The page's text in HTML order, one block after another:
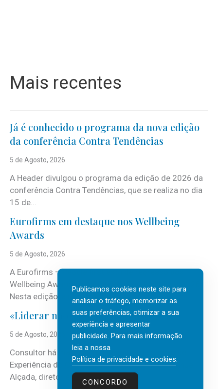
Mais recentes
Já é conhecido o programa da nova edição
da conferência Contra Tendências
5 de Agosto, 2026
A Header divulgou o programa da edição de 2026 da
conferência Contra Tendências, que se realiza no dia
15 de...
Eurofirms em destaque nos Wellbeing
Awards
5 de Agosto, 2026
A Eurofirms – People first está de regresso aos
Wellbeing Awards, integrando o Top Wellbeing 2026.
Nesta edição, a multinacional...
«Liderar não é um talento místico.»
5 de Agosto, 2026
Consultor há mais de três décadas nas áreas de
Experiência do Cliente, Vendas e Liderança, Manuel
Alçada, diretor executivo da...
Publicamos cookies neste site para
analisar o tráfego, memorizar as
suas preferências, otimizar a sua
experiência e apresentar
publicidade. Para mais informação
leia a nossa
Política de privacidade e cookies.
CONCORDO